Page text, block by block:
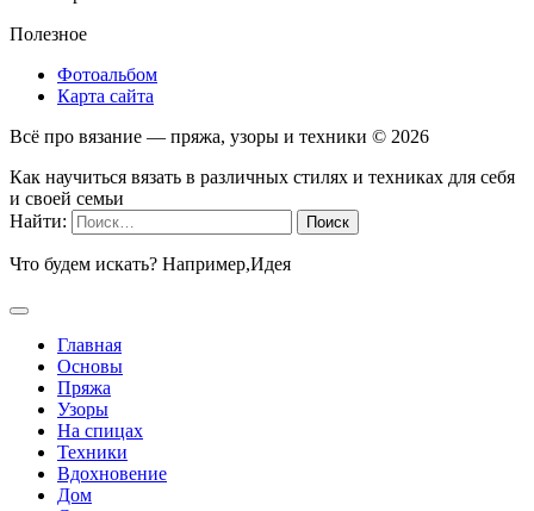
Полезное
Фотоальбом
Карта сайта
Всё про вязание — пряжа, узоры и техники © 2026
Как научиться вязать в различных стилях и техниках для себя
и своей семьи
Найти:
Что будем искать? Например,Идея
Главная
Основы
Пряжа
Узоры
На спицах
Техники
Вдохновение
Дом